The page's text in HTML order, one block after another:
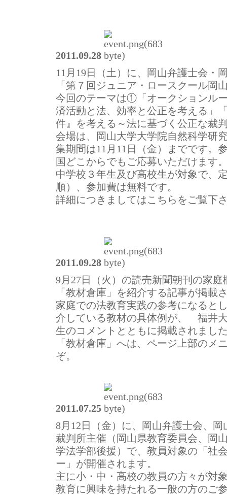
2011.09.28
11月19日（土）に、岡山弁護士会・
「第７回ジュニア・ロースクール岡
今回のテーマは①「オークションル
済活動と法、効率と公正を考える」
件』を考える～法に基づく公正な裁
会場は、岡山大学大学院自然科学研
集期間は11月11日（金）までです。
国どこからでもご応募いただけます
中学校３年生及び高校生が対象で、
順）、参加費は無料です。
詳細につきましてはこちらをご覧下
2011.09.28
9月27日（火）の読売新聞朝刊の家
「教材倉庫」を紹介する記事が掲載
家庭での法教育実践の参考になると
介している教材の具体例が、 福井
生のコメントとともに掲載されまし
「教材倉庫」へは、ページ上部のメ
ぞ。
2011.07.25
8月12日（金）に、岡山弁護士会、
裁判所主催（岡山県教育委員会、岡
学法学部後援）で、教員対象の「社
ー」が開催されます。
主に小・中・高校の教員の方々が対
教育に興味を持たれる一般の方のご